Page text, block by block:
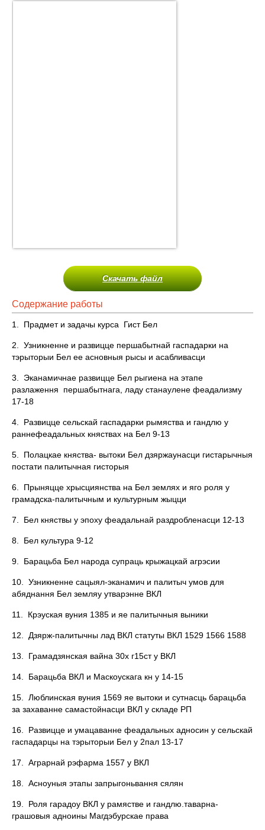
Скачать файл
Содержание работы
1. Прадмет и задачы курса Гист Бел
2. Узникненне и развицце першабытнай гаспадарки на
тэрыторыи Бел ее асновныя рысы и асабливасци
3. Эканамичнае развицце Бел рыгиена на этапе
разлаження першабытнага, ладу станаулене феадализму
17-18
4. Развицце сельскай гаспадарки рымяства и гандлю у
раннефеадальных княствах на Бел 9-13
5. Полацкае княства- вытоки Бел дзяржаунасци гистарычныя
постати палитычная гисторыя
6. Прыняцце хрысциянства на Бел землях и яго роля у
грамадска-палитычным и культурным жыцци
7. Бел княствы у эпоху феадальнай раздробленасци 12-13
8. Бел культура 9-12
9. Барацьба Бел народа супраць крыжацкай агрэсии
10. Узникненне сацыял-эканамич и палитыч умов для
абяднання Бел земляу утварэнне ВКЛ
11. Крэуская вуния 1385 и яе палитычныя выники
12. Дзярж-палитычны лад ВКЛ статуты ВКЛ 1529 1566 1588
13. Грамадзянская вайна 30х г15ст у ВКЛ
14. Барацьба ВКЛ и Маскоускага кн у 14-15
15. Люблинская вуния 1569 яе вытоки и сутнасць барацьба
за захаванне самастойнасци ВКЛ у складе РП
16. Развицце и умацаванне феадальных адносин у сельскай
гаспадарцы на тэрыторыи Бел у 2пал 13-17
17. Аграрнай рэфарма 1557 у ВКЛ
18. Асноуныя этапы запрыгоньвання сялян
19. Роля гарадоу ВКЛ у рамястве и гандлю.таварна-
грашовыя адноины Магдэбурскае права